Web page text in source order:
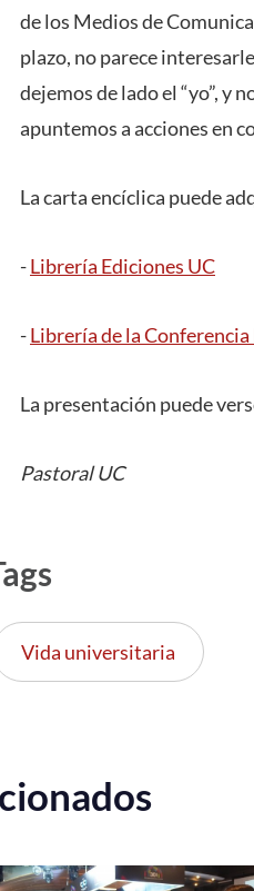
de los Medios de
plazo, no parece
dejemos de lado el “yo”, y
apuntemos a acciones en
La carta encíclica puede
-Librería Ediciones UC
-Librería de la
La presentación puede
Pastoral UC
Vida universitaria